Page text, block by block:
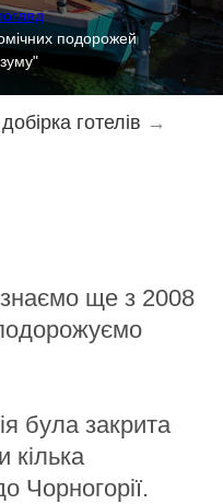
подорожей
готелів →
ще з 2008
була закрита
кілька
Чорногорії.